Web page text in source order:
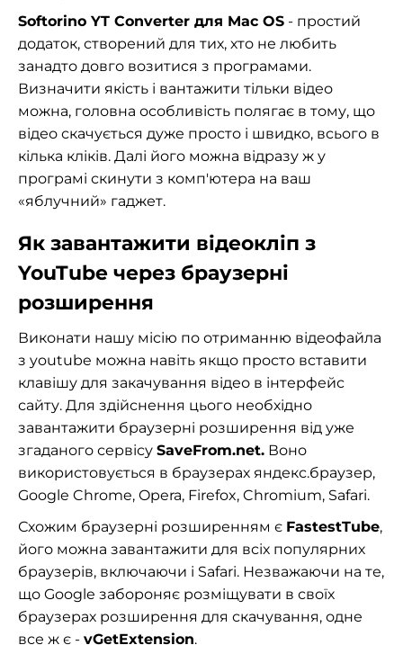
Softorino YT Converter для Mac OS - простий
додаток, створений для тих, хто не любить
занадто довго возитися з програмами.
Визначити якість і вантажити тільки відео
можна, головна особливість полягає в тому, що
відео скачується дуже просто і швидко, всього в
кілька кліків. Далі його можна відразу ж у
програмі скинути з комп'ютера на ваш
«яблучний» гаджет.
Як завантажити відеокліп з
YouTube через браузерні
розширення
Виконати нашу місію по отриманню відеофайла
з youtube можна навіть якщо просто вставити
клавішу для закачування відео в інтерфейс
сайту. Для здійснення цього необхідно
завантажити браузерні розширення від уже
згаданого сервісу SaveFrom.net. Воно
використовується в браузерах яндекс.браузер,
Google Chrome, Opera, Firefox, Chromium, Safari.
Схожим браузерні розширенням є FastestTube,
його можна завантажити для всіх популярних
браузерів, включаючи і Safari. Незважаючи на те,
що Google забороняє розміщувати в своїх
браузерах розширення для скачування, одне
все ж є - vGetExtension.